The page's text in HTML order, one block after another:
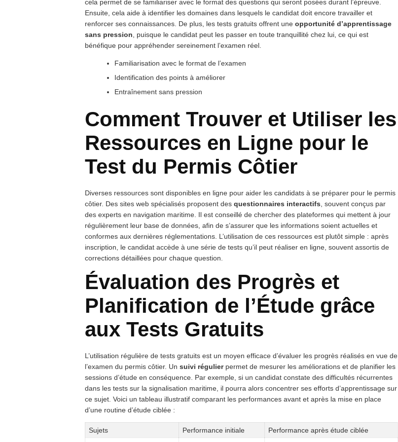
cela permet de se familiariser avec le format des questions qui seront posées durant l’épreuve.
Ensuite, cela aide à identifier les domaines dans lesquels le candidat doit encore travailler et
renforcer ses connaissances. De plus, les tests gratuits offrent une opportunité d’apprentissage
sans pression , puisque le candidat peut les passer en toute tranquillité chez lui, ce qui est
bénéfique pour appréhender sereinement l’examen réel.
Familiarisation avec le format de l’examen
Identification des points à améliorer
Entraînement sans pression
Comment Trouver et Utiliser les
Ressources en Ligne pour le
Test du Permis Côtier
Diverses ressources sont disponibles en ligne pour aider les candidats à se préparer pour le permis
côtier. Des sites web spécialisés proposent des questionnaires interactifs , souvent conçus par
des experts en navigation maritime. Il est conseillé de chercher des plateformes qui mettent à jour
régulièrement leur base de données, afin de s’assurer que les informations soient actuelles et
conformes aux dernières réglementations. L’utilisation de ces ressources est plutôt simple : après
inscription, le candidat accède à une série de tests qu’il peut réaliser en ligne, souvent assortis de
corrections détaillées pour chaque question.
Évaluation des Progrès et
Planification de l’Étude grâce
aux Tests Gratuits
L’utilisation régulière de tests gratuits est un moyen efficace d’évaluer les progrès réalisés en vue de
l’examen du permis côtier. Un suivi régulierpermet de mesurer les améliorations et de planifier les
sessions d’étude en conséquence. Par exemple, si un candidat constate des difficultés récurrentes
dans les tests sur la signalisation maritime, il pourra alors concentrer ses efforts d’apprentissage sur
ce sujet. Voici un tableau illustratif comparant les performances avant et après la mise en place
d’une routine d’étude ciblée :
Sujets Performance initiale
Performance après étude ciblée